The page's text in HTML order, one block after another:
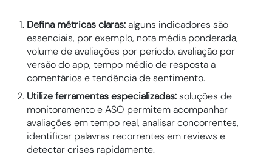
Defina métricas claras:alguns indicadores são
essenciais, por exemplo, nota média ponderada,
volume de avaliações por período, avaliação por
versão do app, tempo médio de resposta a
comentários e tendência de sentimento.
Utilize ferramentas especializadas:soluções de
monitoramento e ASO permitem acompanhar
avaliações em tempo real, analisar concorrentes,
identificar palavras recorrentes em reviews e
detectar crises rapidamente.